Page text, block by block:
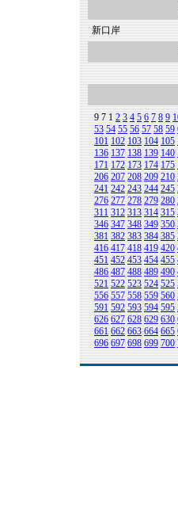
新口岸
9 712 3 4 5 6 7 8 9
53 54 55 56 57 58 59
101 102 103 104 105
136 137 138 139 140
171 172 173 174 175
206 207 208 209 210
241 242 243 244 245
276 277 278 279 280
311 312 313 314 315
346 347 348 349 350
381 382 383 384 385
416 417 418 419 420
451 452 453 454 455
486 487 488 489 490
521 522 523 524 525
556 557 558 559 560
591 592 593 594 595
626 627 628 629 630
661 662 663 664 665
696 697 698 699 700